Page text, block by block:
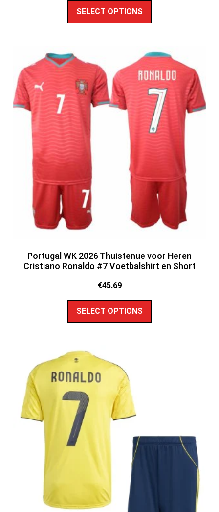
SELECT OPTIONS
Portugal WK 2026 Thuistenue voor Heren
Cristiano Ronaldo #7 Voetbalshirt en Short
€45.69
SELECT OPTIONS